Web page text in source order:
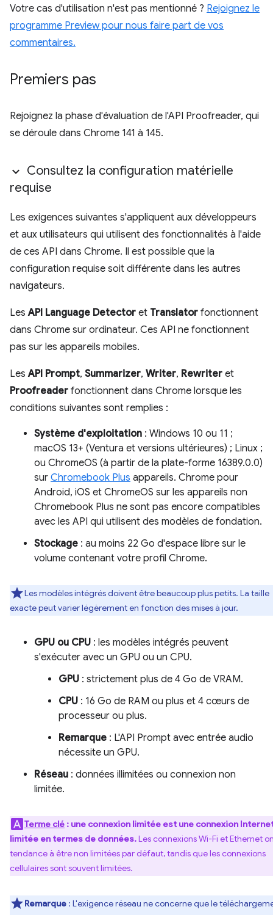
Votre cas d'utilisation n'est pas mentionné ? Rejoignez le
programme Preview pour nous faire part de vos
commentaires.
Premiers pas
Rejoignez la phase d'évaluation de l'API Proofreader, qui
se déroule dans Chrome 141 à 145.
Consultez la configuration matérielle
requise
Les exigences suivantes s'appliquent aux développeurs
et aux utilisateurs qui utilisent des fonctionnalités à l'aide
de ces API dans Chrome. Il est possible que la
configuration requise soit différente dans les autres
navigateurs.
LesAPI Language Detector et Translator fonctionnent
dans Chrome sur ordinateur. Ces API ne fonctionnent
pas sur les appareils mobiles.
LesAPI Prompt, Summarizer, Writer, Rewriter et
Proofreader fonctionnent dans Chrome lorsque les
conditions suivantes sont remplies :
Système d'exploitation : Windows 10 ou 11 ;
macOS 13+ (Ventura et versions ultérieures) ; Linux ;
ou ChromeOS (à partir de la plate-forme 16389.0.0)
sur Chromebook Plus appareils. Chrome pour
Android, iOS et ChromeOS sur les appareils non
Chromebook Plus ne sont pas encore compatibles
avec les API qui utilisent des modèles de fondation.
Stockage : au moins 22 Go d'espace libre sur le
volume contenant votre profil Chrome.
Les modèles intégrés doivent être beaucoup plus petits. La taille
exacte peut varier légèrement en fonction des mises à jour.
GPU ou CPU : les modèles intégrés peuvent
s'exécuter avec un GPU ou un CPU.
GPU : strictement plus de 4 Go de VRAM.
CPU : 16 Go de RAM ou plus et 4 cœurs de
processeur ou plus.
Remarque : L'API Prompt avec entrée audio
nécessite un GPU.
Réseau : données illimitées ou connexion non
limitée.
Terme clé : une connexion limitée est une connexion
limitée en termes de données.Les connexions Wi-Fi et Ethernet
tendance à être non limitées par défaut, tandis que les connexions
cellulaires sont souvent limitées.
Remarque : L'exigence réseau ne concerne que le